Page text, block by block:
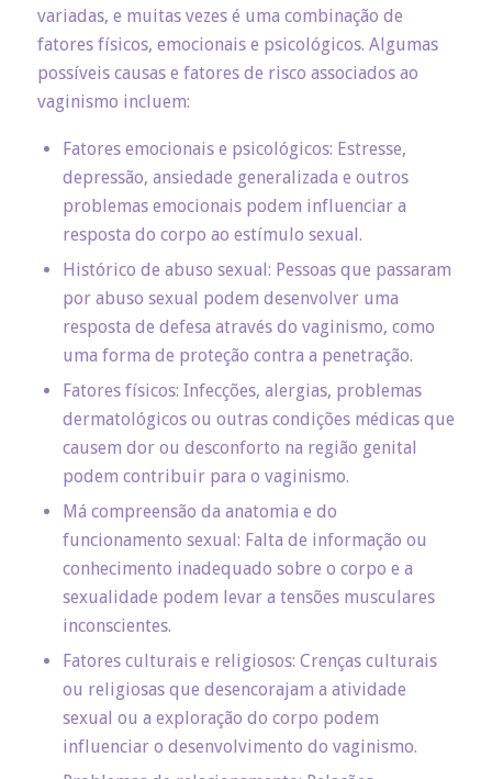
variadas, e muitas vezes é uma combinação de
fatores físicos, emocionais e psicológicos. Algumas
possíveis causas e fatores de risco associados ao
vaginismo incluem:
Fatores emocionais e psicológicos: Estresse,
depressão, ansiedade generalizada e outros
problemas emocionais podem influenciar a
resposta do corpo ao estímulo sexual.
Histórico de abuso sexual: Pessoas que passaram
por abuso sexual podem desenvolver uma
resposta de defesa através do vaginismo, como
uma forma de proteção contra a penetração.
Fatores físicos: Infecções, alergias, problemas
dermatológicos ou outras condições médicas que
causem dor ou desconforto na região genital
podem contribuir para o vaginismo.
Má compreensão da anatomia e do
funcionamento sexual: Falta de informação ou
conhecimento inadequado sobre o corpo e a
sexualidade podem levar a tensões musculares
inconscientes.
Fatores culturais e religiosos: Crenças culturais
ou religiosas que desencorajam a atividade
sexual ou a exploração do corpo podem
influenciar o desenvolvimento do vaginismo.